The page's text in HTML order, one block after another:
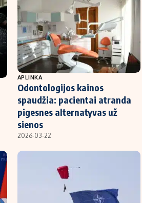
APLINKA
Odontologijos kainos
spaudžia: pacientai atranda
pigesnes alternatyvas už
sienos
2026-03-22